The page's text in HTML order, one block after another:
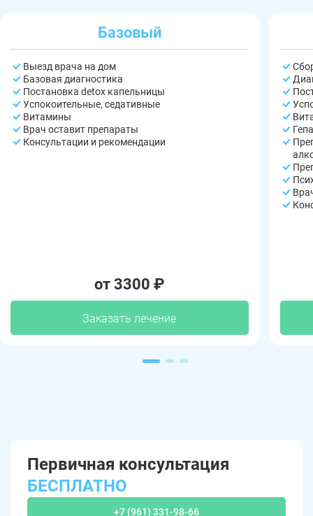
Базовый
Выезд врача на дом
Базовая диагностика
Постановка detox капельницы
Успокоительные, седативные
Витамины
Врач оставит препараты
Консультации и рекомендации
от 3300 ₽
Заказать лечение
Первичная консультация
БЕСПЛАТНО
+7 (961) 331-98-66